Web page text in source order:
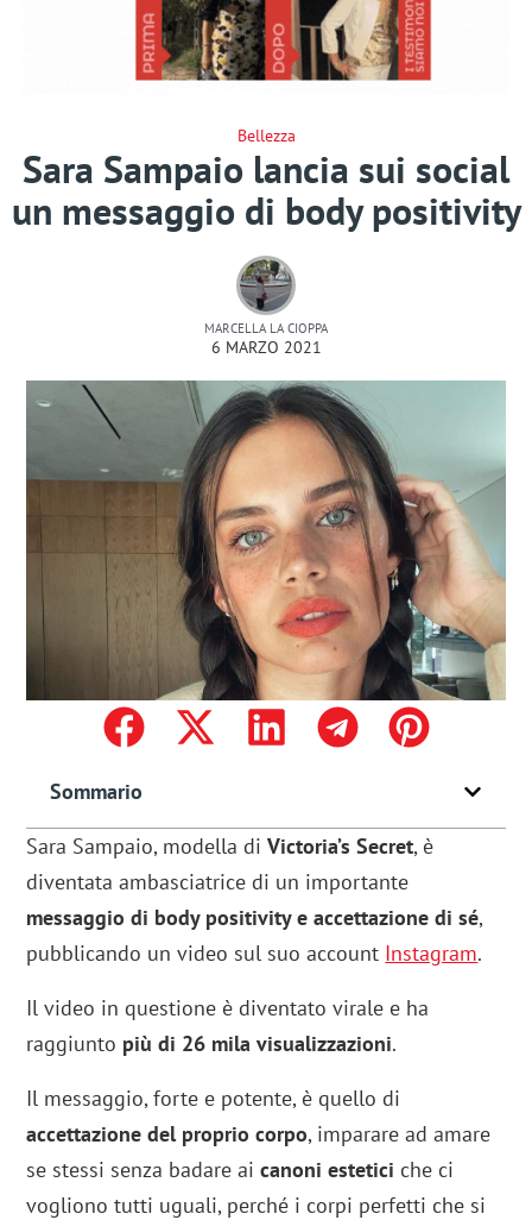
Bellezza
Sara Sampaio lancia sui social
un messaggio di body positivity
MARCELLA LA CIOPPA
6 MARZO 2021
Sommario
Sara Sampaio, modella diVictoria’s Secret, è
diventata ambasciatrice di un importante
messaggio di body positivity e accettazione di sé,
pubblicando un video sul suo account Instagram.
Il video in questione è diventato virale e ha
raggiunto più di 26 mila visualizzazioni.
Il messaggio, forte e potente, è quello di
accettazione del proprio corpo, imparare ad amare
se stessi senza badare aicanoni estetici che ci
vogliono tutti uguali, perché i corpi perfetti che si